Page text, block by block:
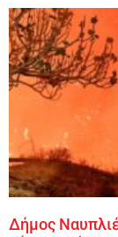
Δήμος